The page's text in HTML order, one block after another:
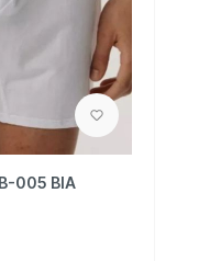
005 BIA